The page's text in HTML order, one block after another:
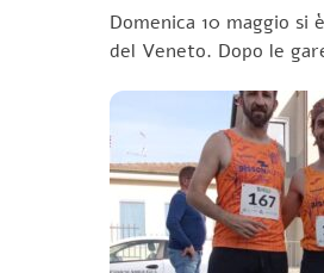
Domenica 10 maggio si
del Veneto. Dopo le